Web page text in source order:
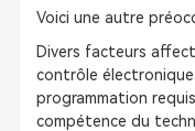
Voici une autre
Divers facteurs
contrôle électronique
programmation
compétence du